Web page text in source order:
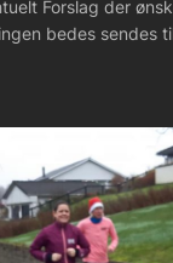
Forslag der
bedes sendes